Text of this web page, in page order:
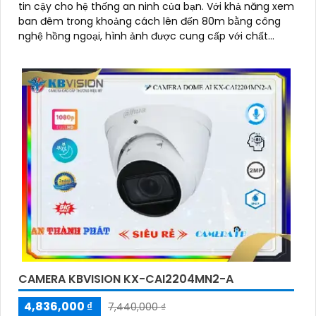
tin cậy cho hệ thống an ninh của bạn. Với khả năng xem
ban đêm trong khoảng cách lên đến 80m bằng công
nghệ hồng ngoại, hình ảnh được cung cấp với chất
CAMERA KBVISION KX-CAI2204MN2-A
4,836,000 ₫
7,440,000 ₫